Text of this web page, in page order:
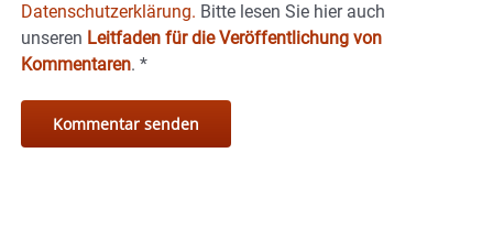
Datenschutzerklärung. Bitte lesen Sie hier auch
unseren Leitfaden für die Veröffentlichung von
Kommentaren. *